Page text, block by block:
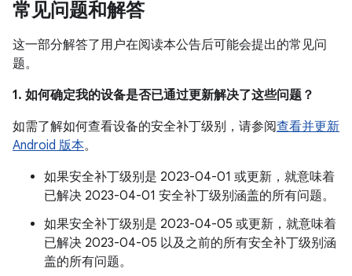
常见问题和解答
这一部分解答了用户在阅读本公告后可能会提出的常见问
题。
1. 如何确定我的设备是否已通过更新解决了这些问题？
如需了解如何查看设备的安全补丁级别，请参阅查看并更新
Android 版本。
如果安全补丁级别是 2023-04-01 或更新，就意味着
已解决 2023-04-01 安全补丁级别涵盖的所有问题。
如果安全补丁级别是 2023-04-05 或更新，就意味着
已解决 2023-04-05 以及之前的所有安全补丁级别涵
盖的所有问题。